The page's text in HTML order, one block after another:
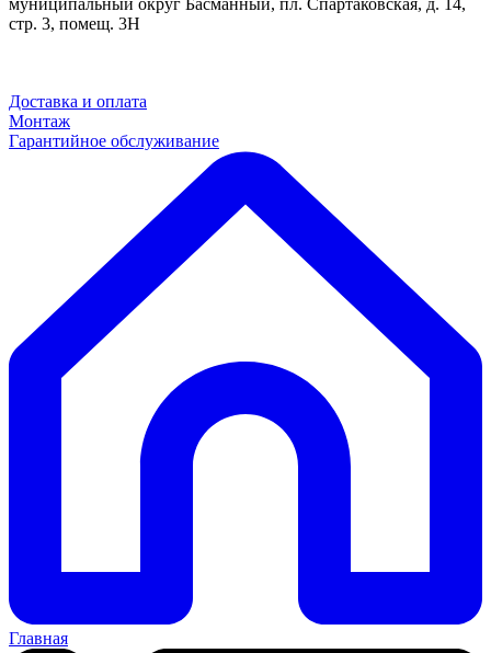
муниципальный округ Басманный, пл. Спартаковская, д. 14,
стр. 3, помещ. 3Н
Доставка и оплата
Монтаж
Гарантийное обслуживание
Главная